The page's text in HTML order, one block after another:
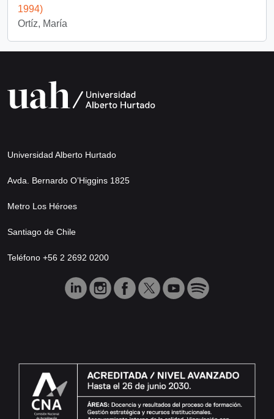
1994)
Ortíz, María
Universidad Alberto Hurtado
Avda. Bernardo O’Higgins 1825
Metro Los Héroes
Santiago de Chile
Teléfono +56 2 2692 0200